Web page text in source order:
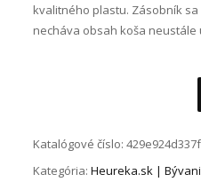
kvalitného plastu. Zásobník
necháva obsah koša
Katalógové číslo: 429e924d337f
Kategória: Heureka.sk |